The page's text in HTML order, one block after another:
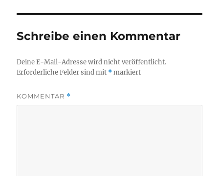
Schreibe einen Kommentar
Deine E-Mail-Adresse wird nicht veröffentlicht.
Erforderliche Felder sind mit *markiert
KOMMENTAR *